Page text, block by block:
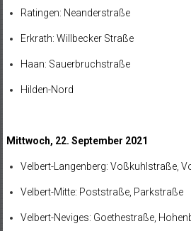
Ratingen: Neanderstraße
Erkrath: Willbecker Straße
Haan: Sauerbruchstraße
Hilden-Nord
Mittwoch, 22. September 2021
Velbert-Langenberg: Voßkuhlstraße,
Velbert-Mitte: Poststraße, Parkstraße
Velbert-Neviges: Goethestraße,